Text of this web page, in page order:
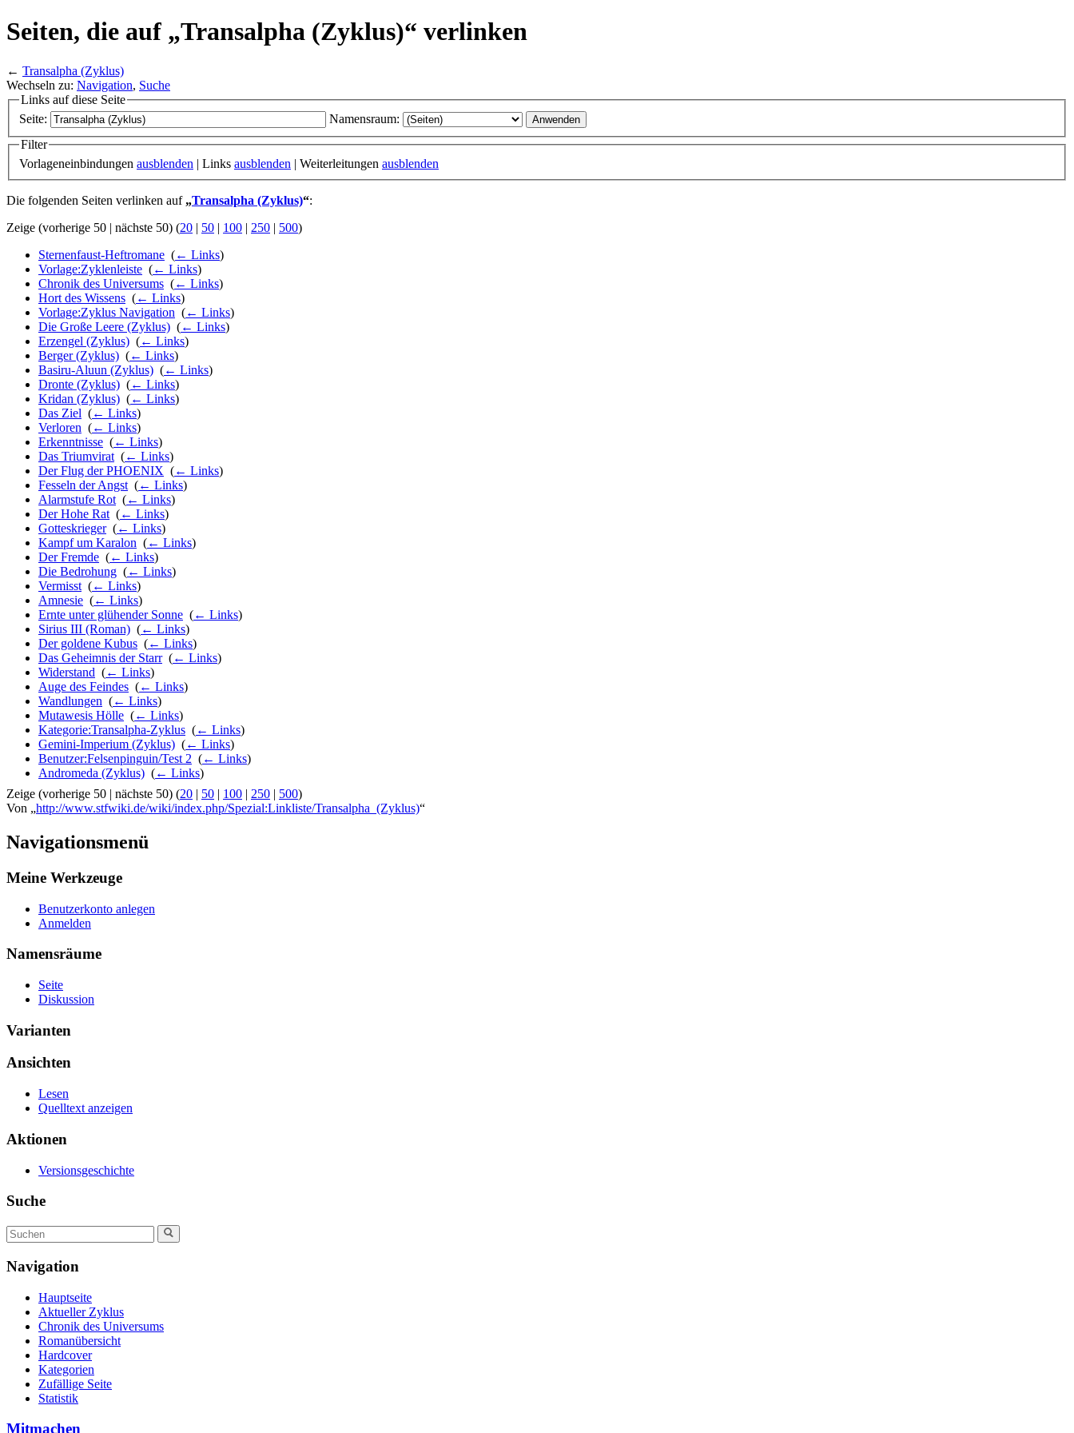
Seiten, die auf „Transalpha (Zyklus)“ verlinken
← Transalpha (Zyklus)
Wechseln zu: Navigation, Suche
Links auf diese Seite
Seite:
Namensraum:
Filter
Vorlageneinbindungen ausblenden | Links ausblenden | Weiterleitungen ausblenden
Die folgenden Seiten verlinken auf „Transalpha (Zyklus)“:
Zeige (vorherige 50 | nächste 50) (20 | 50 | 100 | 250 | 500)
Sternenfaust-Heftromane (← Links)
Vorlage:Zyklenleiste (← Links)
Chronik des Universums (← Links)
Hort des Wissens (← Links)
Vorlage:Zyklus Navigation (← Links)
Die Große Leere (Zyklus) (← Links)
Erzengel (Zyklus) (← Links)
Berger (Zyklus) (← Links)
Basiru-Aluun (Zyklus) (← Links)
Dronte (Zyklus) (← Links)
Kridan (Zyklus) (← Links)
Das Ziel (← Links)
Verloren (← Links)
Erkenntnisse (← Links)
Das Triumvirat (← Links)
Der Flug der PHOENIX (← Links)
Fesseln der Angst (← Links)
Alarmstufe Rot (← Links)
Der Hohe Rat (← Links)
Gotteskrieger‎ (← Links)
Kampf um Karalon (← Links)
Der Fremde (← Links)
Die Bedrohung (← Links)
Vermisst (← Links)
Amnesie (← Links)
Ernte unter glühender Sonne (← Links)
Sirius III (Roman) (← Links)
Der goldene Kubus (← Links)
Das Geheimnis der Starr‎ (← Links)
Widerstand (← Links)
Auge des Feindes (← Links)
Wandlungen (← Links)
Mutawesis Hölle (← Links)
Kategorie:Transalpha-Zyklus (← Links)
Gemini-Imperium (Zyklus) (← Links)
Benutzer:Felsenpinguin/Test 2 (← Links)
Andromeda (Zyklus) (← Links)
Zeige (vorherige 50 | nächste 50) (20 | 50 | 100 | 250 | 500)
Von „http://www.stfwiki.de/wiki/index.php/Spezial:Linkliste/Transalpha_(Zyklus)“
Navigationsmenü
Meine Werkzeuge
Benutzerkonto anlegen
Anmelden
Namensräume
Seite
Diskussion
Varianten
Ansichten
Lesen
Quelltext anzeigen
Aktionen
Versionsgeschichte
Suche
Navigation
Hauptseite
Aktueller Zyklus
Chronik des Universums
Romanübersicht
Hardcover
Kategorien
Zufällige Seite
Statistik
Mitmachen